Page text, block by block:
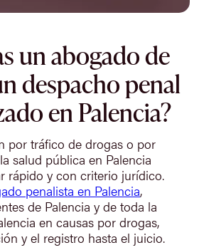
un abogado de
despacho penal
en Palencia?
por tráfico de drogas o por
salud pública en Palencia
rápido y con criterio jurídico.
penalista en Palencia,
de Palencia y de toda la
en causas por drogas,
y el registro hasta el juicio.